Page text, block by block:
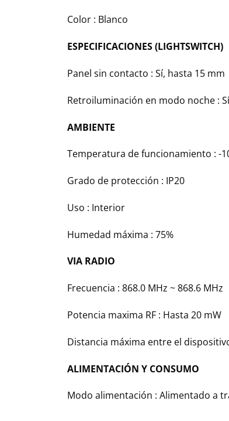
Color : Blanco
ESPECIFICACIONES (LIGHTSWITCH)
Panel sin contacto : Sí, hasta 15 mm
Retroiluminación en modo noche :
AMBIENTE
Temperatura de funcionamiento : -10
Grado de protección : IP20
Uso : Interior
Humedad máxima : 75%
VIA RADIO
Frecuencia : 868.0 MHz ~ 868.6 MHz
Potencia maxima RF : Hasta 20 mW
Distancia máxima entre el
ALIMENTACIÓN Y CONSUMO
Modo alimentación : Alimentado a